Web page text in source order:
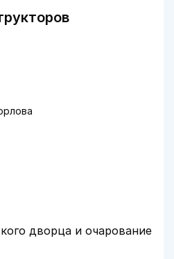
дворца и очарование